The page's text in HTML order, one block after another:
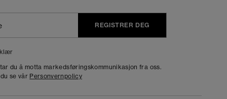
REGISTRER DEG
du å motta markedsføringskommunikasjon fra oss.
se vår Personvernpolicy